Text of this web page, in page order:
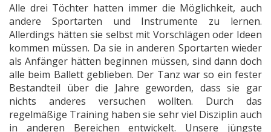
Alle drei Töchter hatten immer die Möglichkeit, auch
andere Sportarten und Instrumente zu lernen.
Allerdings hätten sie selbst mit Vorschlägen oder Ideen
kommen müssen. Da sie in anderen Sportarten wieder
als Anfänger hätten beginnen müssen, sind dann doch
alle beim Ballett geblieben. Der Tanz war so ein fester
Bestandteil über die Jahre geworden, dass sie gar
nichts anderes versuchen wollten. Durch das
regelmäßige Training haben sie sehr viel Disziplin auch
in anderen Bereichen entwickelt. Unsere jüngste